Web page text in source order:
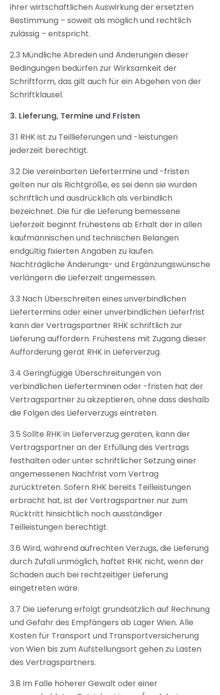
ihrer wirtschaftlichen Auswirkung der ersetzten
Bestimmung – soweit als möglich und rechtlich
zulässig – entspricht.
2.3 Mündliche Abreden und Änderungen dieser
Bedingungen bedürfen zur Wirksamkeit der
Schriftform, das gilt auch für ein Abgehen von der
Schriftklausel.
3. Lieferung, Termine und Fristen
3.1 RHK ist zu Teillieferungen und -leistungen
jederzeit berechtigt.
3.2 Die vereinbarten Liefertermine und -fristen
gelten nur als Richtgröße, es sei denn sie wurden
schriftlich und ausdrücklich als verbindlich
bezeichnet. Die für die Lieferung bemessene
Lieferzeit beginnt frühestens ab Erhalt der in allen
kaufmännischen und technischen Belangen
endgültig fixierten Angaben zu laufen.
Nachträgliche Änderungs- und Ergänzungswünsche
verlängern die Lieferzeit angemessen.
3.3 Nach Überschreiten eines unverbindlichen
Liefertermins oder einer unverbindlichen Lieferfrist
kann der Vertragspartner RHK schriftlich zur
Lieferung auffordern. Frühestens mit Zugang dieser
Aufforderung gerät RHK in Lieferverzug.
3.4 Geringfügige Überschreitungen von
verbindlichen Lieferterminen oder -fristen hat der
Vertragspartner zu akzeptieren, ohne dass deshalb
die Folgen des Lieferverzugs eintreten.
3.5 Sollte RHK in Lieferverzug geraten, kann der
Vertragspartner an der Erfüllung des Vertrags
festhalten oder unter schriftlicher Setzung einer
angemessenen Nachfrist vom Vertrag
zurücktreten. Sofern RHK bereits Teilleistungen
erbracht hat, ist der Vertragspartner nur zum
Rücktritt hinsichtlich noch ausständiger
Teilleistungen berechtigt.
3.6 Wird, während aufrechten Verzugs, die Lieferung
durch Zufall unmöglich, haftet RHK nicht, wenn der
Schaden auch bei rechtzeitiger Lieferung
eingetreten wäre.
3.7 Die Lieferung erfolgt grundsätzlich auf Rechnung
und Gefahr des Empfängers ab Lager Wien. Alle
Kosten für Transport und Transportversicherung
von Wien bis zum Aufstellungsort gehen zu Lasten
des Vertragspartners.
3.8 Im Falle höherer Gewalt oder einer